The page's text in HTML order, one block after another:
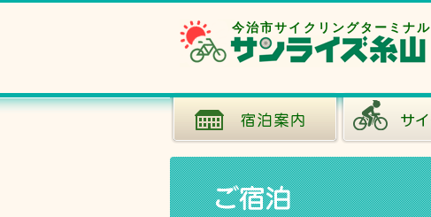
今治市サイクリングターミナル